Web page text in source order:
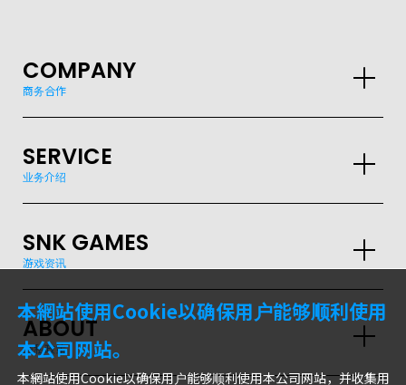
GLOBAL
JPN ENG
COMPANY
商务合作
SERVICE
业务介绍
SNK GAMES
游戏资讯
ABOUT
隐私政策
本網站使用Cookie以确保用户能够顺利使用
本公司网站。
本網站使用Cookie以确保用户能够顺利使用本公司网站，并收集用